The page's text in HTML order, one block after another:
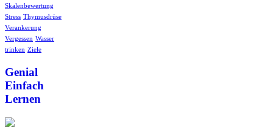
Skalenbewertung
Stress Thymusdrüse
Verankerung
Vergessen Wasser
trinken Ziele
Genial
Einfach
Lernen